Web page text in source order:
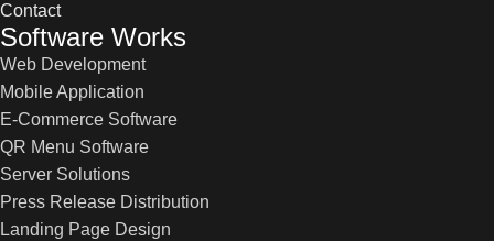
Contact
Software Works
Web Development
Mobile Application
E-Commerce Software
QR Menu Software
Server Solutions
Press Release Distribution
Landing Page Design